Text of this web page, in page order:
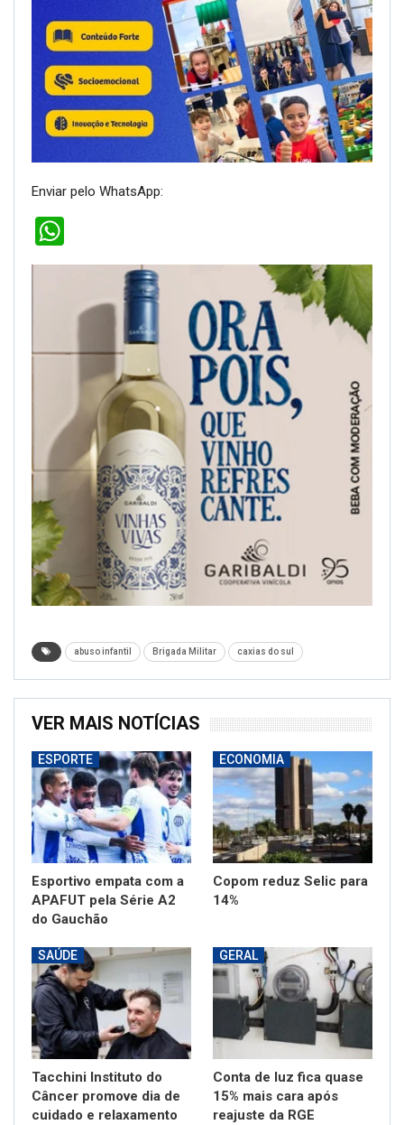
Enviar pelo WhatsApp:
abuso infantil Brigada Militar caxias do sul
VER MAIS NOTÍCIAS
ESPORTE
Esportivo empata com a
APAFUT pela Série A2
do Gauchão
ECONOMIA
Copom reduz Selic para
14%
SAÚDE
Tacchini Instituto do
Câncer promove dia de
cuidado e relaxamento
GERAL
Conta de luz fica quase
15% mais cara após
reajuste da RGE